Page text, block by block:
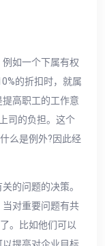
如一个下属有权
的折扣时，就属
高职工的工作意
司的负担。这个
么是例外?因此经
的问题的决策。
对重要问题有共
。比如他们可以